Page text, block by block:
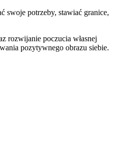
swoje potrzeby, stawiać granice,
rozwijanie poczucia własnej
pozytywnego obrazu siebie.